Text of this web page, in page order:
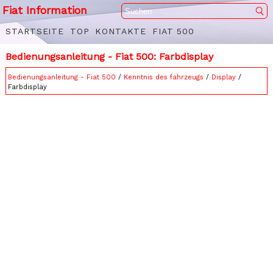
Fiat Information
STARTSEITE TOP KONTAKTE FIAT 500
Bedienungsanleitung - Fiat 500: Farbdisplay
Bedienungsanleitung - Fiat 500 / Kenntnis des fahrzeugs / Display/
Farbdisplay